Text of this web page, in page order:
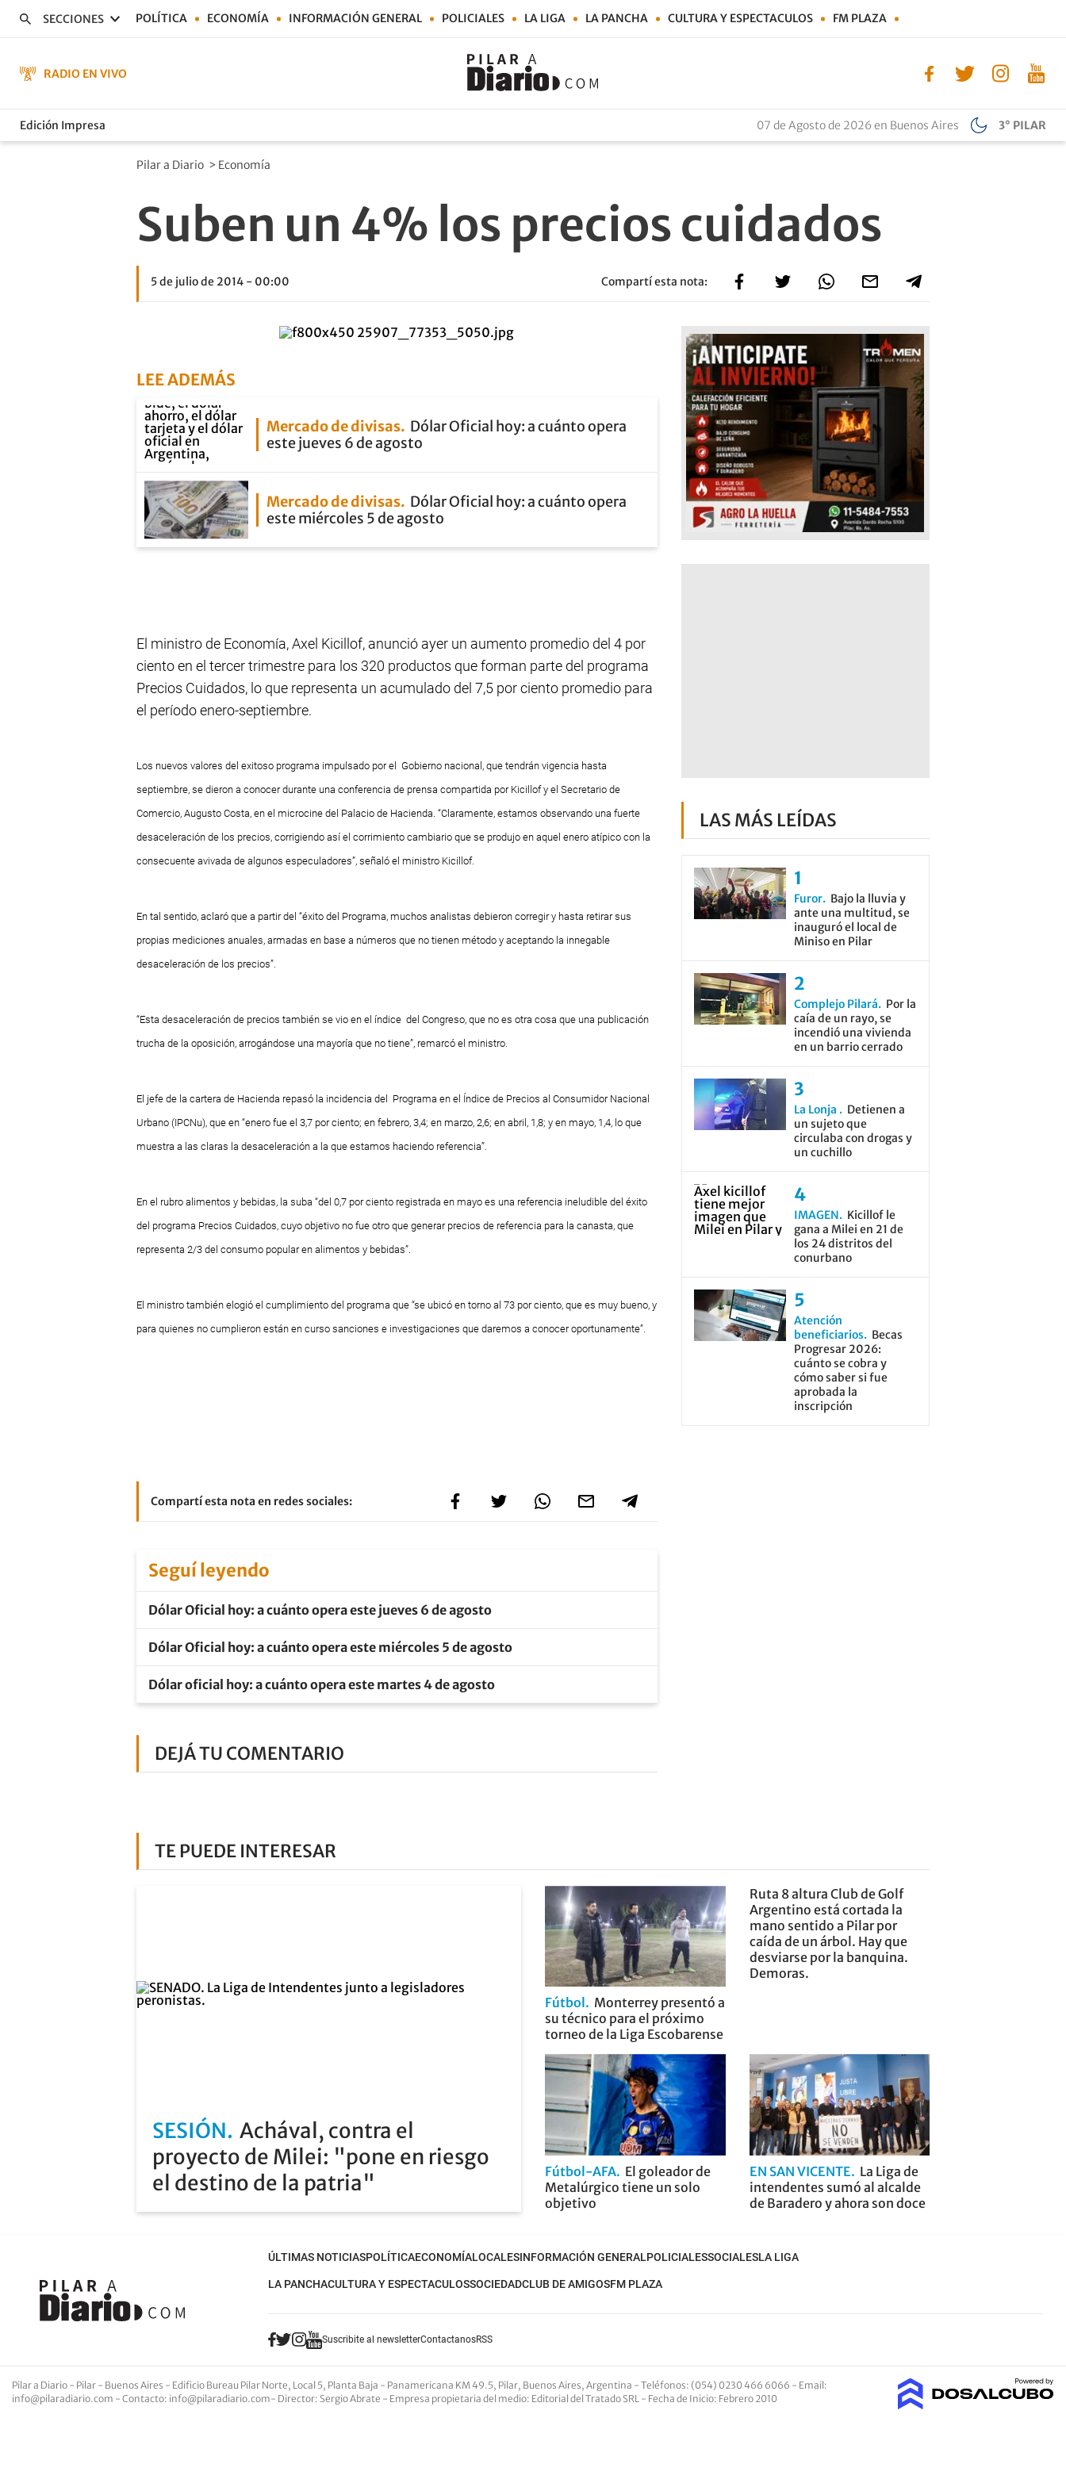
SECCIONES POLÍTICA ECONOMÍA INFORMACIÓN GENERAL POLICIALES LA LIGA LA PANCHA CULTURA Y ESPECTACULOS FM PLAZA
RADIO EN VIVO
Edición Impresa 07 de Agosto de 2026 en Buenos Aires 3° PILAR
Pilar a Diario > Economía
Suben un 4% los precios cuidados
5 de julio de 2014 - 00:00 Compartí esta nota:
LEE ADEMÁS
Mercado de divisas Dólar Oficial hoy: a cuánto opera
este jueves 6 de agosto
Mercado de divisas Dólar Oficial hoy: a cuánto opera
este miércoles 5 de agosto
El ministro de Economía, Axel Kicillof, anunció ayer un aumento promedio del 4 por
ciento en el tercer trimestre para los 320 productos que forman parte del programa
Precios Cuidados, lo que representa un acumulado del 7,5 por ciento promedio para
el período enero-septiembre.
Los nuevos valores del exitoso programa impulsado por el Gobierno nacional, que tendrán vigencia hasta
septiembre, se dieron a conocer durante una conferencia de prensa compartida por Kicillof y el Secretario de
Comercio, Augusto Costa, en el microcine del Palacio de Hacienda. “Claramente, estamos observando una fuerte
desaceleración de los precios, corrigiendo así el corrimiento cambiario que se produjo en aquel enero atípico con la
consecuente avivada de algunos especuladores”, señaló el ministro Kicillof.
En tal sentido, aclaró que a partir del “éxito del Programa, muchos analistas debieron corregir y hasta retirar sus
propias mediciones anuales, armadas en base a números que no tienen método y aceptando la innegable
desaceleración de los precios”.
“Esta desaceleración de precios también se vio en el índice del Congreso, que no es otra cosa que una publicación
trucha de la oposición, arrogándose una mayoría que no tiene”, remarcó el ministro.
El jefe de la cartera de Hacienda repasó la incidencia del Programa en el Índice de Precios al Consumidor Nacional
Urbano (IPCNu), que en “enero fue el 3,7 por ciento; en febrero, 3,4; en marzo, 2,6; en abril, 1,8; y en mayo, 1,4, lo que
muestra a las claras la desaceleración a la que estamos haciendo referencia”.
En el rubro alimentos y bebidas, la suba “del 0,7 por ciento registrada en mayo es una referencia ineludible del éxito
del programa Precios Cuidados, cuyo objetivo no fue otro que generar precios de referencia para la canasta, que
representa 2/3 del consumo popular en alimentos y bebidas”.
El ministro también elogió el cumplimiento del programa que “se ubicó en torno al 73 por ciento, que es muy bueno, y
para quienes no cumplieron están en curso sanciones e investigaciones que daremos a conocer oportunamente”.
Compartí esta nota en redes sociales:
Seguí leyendo
Dólar Oficial hoy: a cuánto opera este jueves 6 de agosto
Dólar Oficial hoy: a cuánto opera este miércoles 5 de agosto
Dólar oficial hoy: a cuánto opera este martes 4 de agosto
DEJÁ TU COMENTARIO
LAS MÁS LEÍDAS
Furor
Bajo la lluvia y
ante una multitud, se
inauguró el local de
Miniso en Pilar
Complejo Pilará
Por la
caía de un rayo, se
incendió una vivienda
en un barrio cerrado
La Lonja
Detienen a
un sujeto que
circulaba con drogas y
un cuchillo
IMAGEN
Kicillof le
gana a Milei en 21 de
los 24 distritos del
conurbano
Atención
beneficiarios
Becas
Progresar 2026:
cuánto se cobra y
cómo saber si fue
aprobada la
inscripción
TE PUEDE INTERESAR
SESIÓN Achával, contra el
proyecto de Milei: "pone en riesgo
el destino de la patria"
Fútbol
Monterrey presentó a
su técnico para el próximo
torneo de la Liga Escobarense
Ruta 8 altura Club de Golf
Argentino está cortada la
mano sentido a Pilar por
caída de un árbol. Hay que
desviarse por la banquina.
Demoras.
Fútbol-AFA El goleador de
Metalúrgico tiene un solo
objetivo
EN SAN VICENTE
La Liga de
intendentes sumó al alcalde
de Baradero y ahora son doce
ÚLTIMAS NOTICIASPOLÍTICAECONOMÍALOCALESINFORMACIÓN GENERALPOLICIALESSOCIALESLA LIGA
LA PANCHACULTURA Y ESPECTACULOSSOCIEDADCLUB DE AMIGOSFM PLAZA
Suscribite al newsletterContactanosRSS
Pilar a Diario - Pilar - Buenos Aires - Edificio Bureau Pilar Norte, Local 5, Planta Baja - Panamericana KM 49.5, Pilar, Buenos Aires, Argentina - Teléfonos: (054) 0230 466 6066 - Email:
info@pilaradiario.com - Contacto: info@pilaradiario.com- Director: Sergio Abrate - Empresa propietaria del medio: Editorial del Tratado SRL - Fecha de Inicio: Febrero 2010